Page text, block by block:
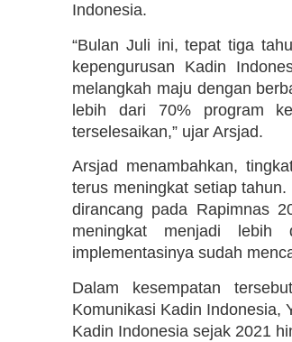
Indonesia.
“Bulan Juli ini, tepat tiga
kepengurusan Kadin
melangkah maju dengan
lebih dari 70% program
terselesaikan,” ujar Arsjad.
Arsjad menambahkan,
terus meningkat setiap
dirancang pada Rapimnas
meningkat menjadi
implementasinya sudah
Dalam kesempatan
Komunikasi Kadin Indonesia,
Kadin Indonesia sejak 2021